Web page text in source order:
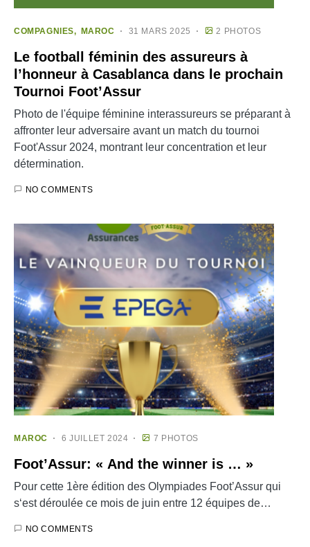
COMPAGNIES MAROC 31 MARS 2025 2 PHOTOS
Le football féminin des assureurs à
l’honneur à Casablanca dans le prochain
Tournoi Foot’Assur
Photo de l'équipe féminine interassureurs se préparant à
affronter leur adversaire avant un match du tournoi
Foot'Assur 2024, montrant leur concentration et leur
détermination.
NO COMMENTS
MAROC 6 JUILLET 2024 7 PHOTOS
Foot’Assur: « And the winner is … »
Pour cette 1ère édition des Olympiades Foot’Assur qui
s‘est déroulée ce mois de juin entre 12 équipes de…
NO COMMENTS